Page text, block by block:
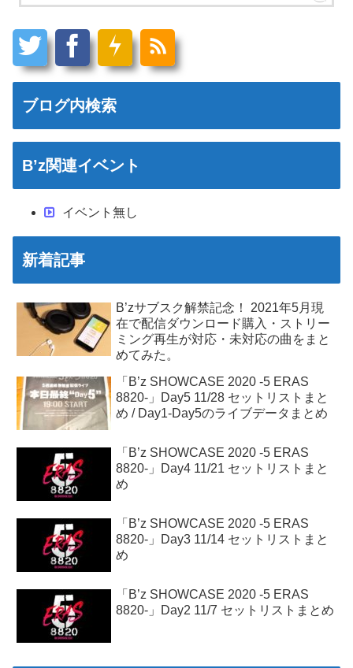
ブログ内検索
B’z関連イベント
イベント無し
新着記事
B’zサブスク解禁記念！ 2021年5月現
在で配信ダウンロード購入・ストリー
ミング再生が対応・未対応の曲をまと
めてみた。
「B’z SHOWCASE 2020 -5 ERAS
8820-」Day5 11/28 セットリストまと
め / Day1-Day5のライブデータまとめ
「B’z SHOWCASE 2020 -5 ERAS
8820-」Day4 11/21 セットリストまと
め
「B’z SHOWCASE 2020 -5 ERAS
8820-」Day3 11/14 セットリストまと
め
「B’z SHOWCASE 2020 -5 ERAS
8820-」Day2 11/7 セットリストまとめ